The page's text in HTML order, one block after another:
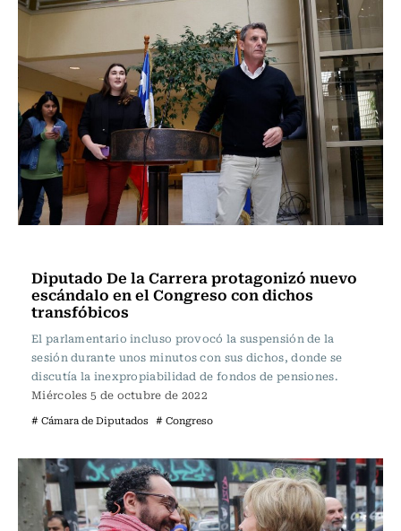
Diputado De la Carrera protagonizó nuevo
escándalo en el Congreso con dichos
transfóbicos
El parlamentario incluso provocó la suspensión de la
sesión durante unos minutos con sus dichos, donde se
discutía la inexpropiabilidad de fondos de pensiones.
Miércoles 5 de octubre de 2022
# Cámara de Diputados # Congreso